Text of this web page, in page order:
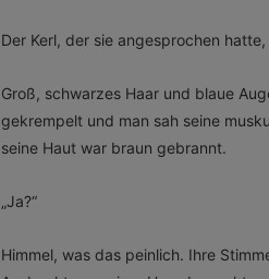
Der Kerl, der sie angesprochen
Groß, schwarzes Haar und blaue
gekrempelt und man sah seine
seine Haut war braun gebrannt.
„Ja?“
Himmel, was das peinlich. Ihre